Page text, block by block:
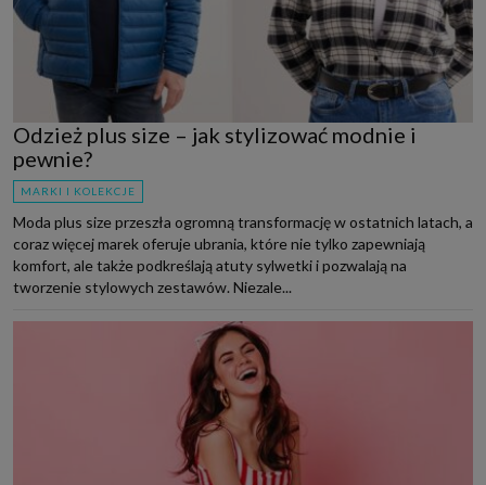
Odzież plus size – jak stylizować modnie i
pewnie?
MARKI I KOLEKCJE
Moda plus size przeszła ogromną transformację w ostatnich latach, a
coraz więcej marek oferuje ubrania, które nie tylko zapewniają
komfort, ale także podkreślają atuty sylwetki i pozwalają na
tworzenie stylowych zestawów. Niezale...